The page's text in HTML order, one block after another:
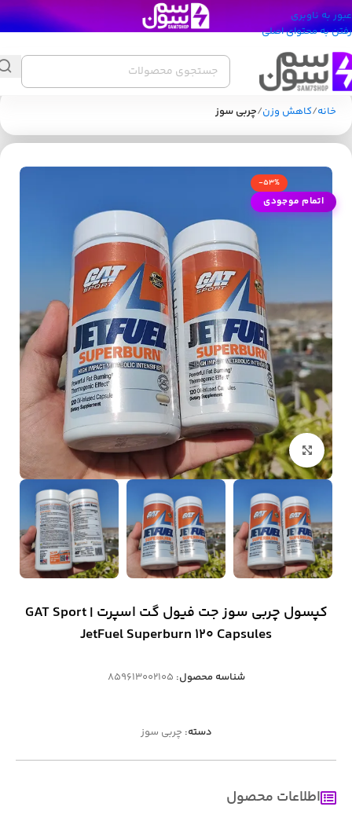
عبور به ناوبری
رفتن به محتوای اصلی
خانه کاهش وزن چربی سوز
-53%
اتمام موجودی
بزرگنمایی تصویر
کپسول چربی‌ سوز جت فیول گت اسپرت | GAT Sport
JetFuel Superburn 120 Capsules
شناسه محصول: 859613002105
دسته: چربی سوز
اطلاعات محصول